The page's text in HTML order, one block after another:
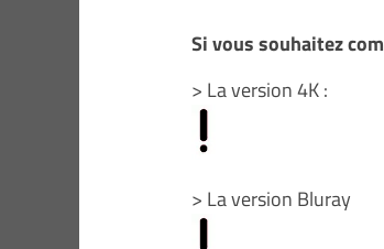
Si vous souhaitez
> La version 4K :
> La version Bluray